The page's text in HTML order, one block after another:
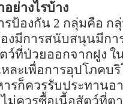
ย่างไรบ้าง
รป้องกัน 2 กลุ่มคือ ก
งมีการสนับสนุนมีก
ว์ที่ป่วยออกจากฝูง
ละเพื่อการอุปโภคบ
รก็ควรรับประทานอ